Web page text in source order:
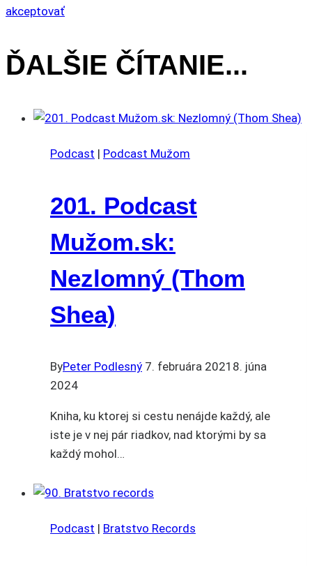
ČLÁNKU
akceptovať
ĎALŠIE ČÍTANIE...
Podcast | Podcast Mužom
201. Podcast
Mužom.sk:
Nezlomný (Thom
Shea)
ByPeter Podlesný 7. februára 2021 8. júna
2024
Kniha, ku ktorej si cestu nenájde každý, ale
iste je v nej pár riadkov, nad ktorými by sa
každý mohol…
Podcast | Bratstvo Records